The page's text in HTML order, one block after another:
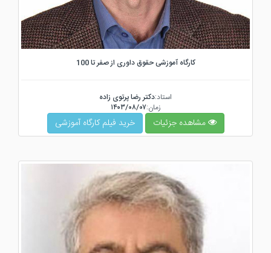
کارگاه آموزشی حقوق داوری از صفر تا 100
استاد:دکتر رضا پرتوی زاده
زمان:۱۴۰۳/۰۸/۰۷
مشاهده جزئیات خرید فیلم کارگاه آموزشی